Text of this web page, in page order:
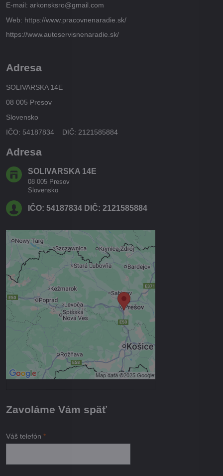
E-mail: arkonsksro@gmail.com
Web: https://www.pracovnenaradie.sk/
https://www.autoservisnenaradie.sk/
Adresa
SOLIVARSKA 14E
08 005 Presov
Slovensko
IČO: 54187834 DIČ: 2121585884
Adresa
SOLIVARSKA 14E
08 005 Presov
Slovensko
IČO: 54187834 DIČ: 2121585884
Externý obsah je blokovaný
Voľbami súkromia
Prajete si načítať externý obsah?
Povoliť tentokrát
Povoliť a zapamätať - súhlas s
druhom cookie: Funkčné
Otvoriť obsah v novom okne
Zavoláme Vám späť
Váš telefón *